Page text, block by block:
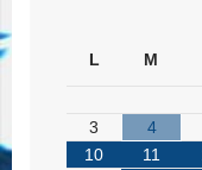
L M
3
4
10
11